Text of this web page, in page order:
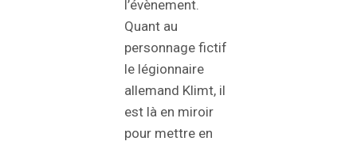
l’évènement.
Quant au
personnage fictif
le légionnaire
allemand Klimt, il
est là en miroir
pour mettre en